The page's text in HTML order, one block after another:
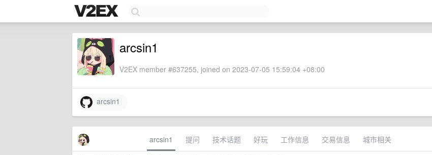
arcsin1
V2EX member #637255, joined on 2023-07-05 15:59:04 +08:00
arcsin1
arcsin1 提问 技术话题 好玩 工作信息 交易信息 城市相关